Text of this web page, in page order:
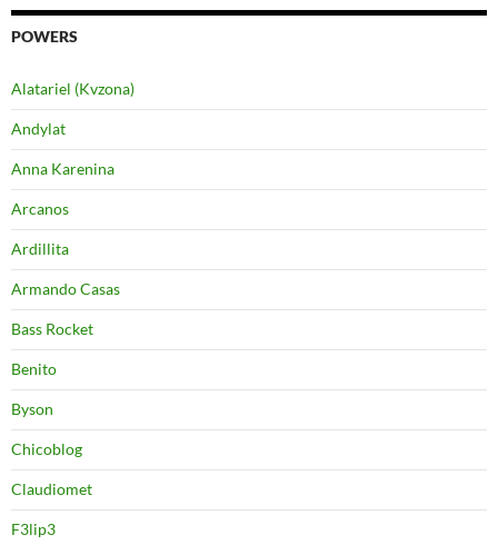
POWERS
Alatariel (Kvzona)
Andylat
Anna Karenina
Arcanos
Ardillita
Armando Casas
Bass Rocket
Benito
Byson
Chicoblog
Claudiomet
F3lip3